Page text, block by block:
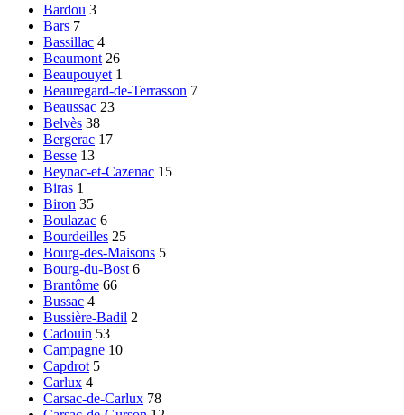
Bardou 3
Bars 7
Bassillac 4
Beaumont 26
Beaupouyet 1
Beauregard-de-Terrasson 7
Beaussac 23
Belvès 38
Bergerac 17
Besse 13
Beynac-et-Cazenac 15
Biras 1
Biron 35
Boulazac 6
Bourdeilles 25
Bourg-des-Maisons 5
Bourg-du-Bost 6
Brantôme 66
Bussac 4
Bussière-Badil 2
Cadouin 53
Campagne 10
Capdrot 5
Carlux 4
Carsac-de-Carlux 78